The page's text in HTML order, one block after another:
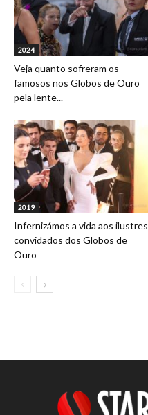
2024
Veja quanto sofreram os
famosos nos Globos de Ouro
pela lente...
2019
Infernizámos a vida aos ilustres
convidados dos Globos de
Ouro